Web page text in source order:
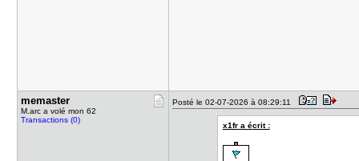
memaster
M.arc a volé mon 62
Transactions (0)
Posté le 02-07-2026 à 08:29:11
x1fr a écrit :